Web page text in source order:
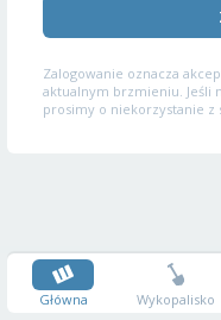
Zalogowanie oznacza
aktualnym brzmieniu. Jeśli
prosimy o niekorzystanie z
Główna Wykopalisko